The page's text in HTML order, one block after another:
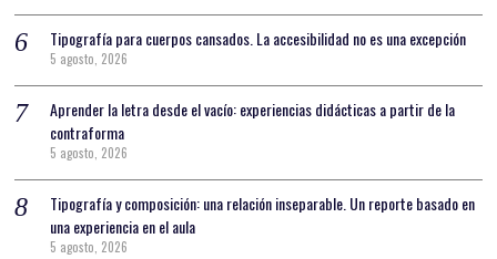
Tipografía para cuerpos cansados. La accesibilidad no es una excepción
5 agosto, 2026
Aprender la letra desde el vacío: experiencias didácticas a partir de la
contraforma
5 agosto, 2026
Tipografía y composición: una relación inseparable. Un reporte basado en
una experiencia en el aula
5 agosto, 2026